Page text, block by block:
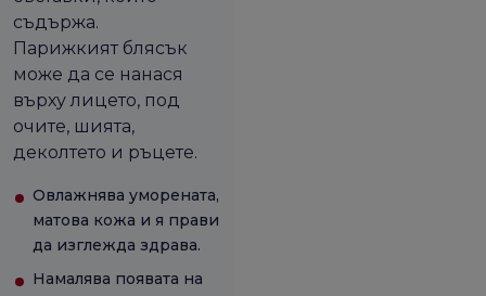
съдържа.
Парижкият блясък
може да се нанася
върху лицето, под
очите, шията,
деколтето и ръцете.
Овлажнява уморената,
матова кожа и я прави
да изглежда здрава.
Намалява появата на